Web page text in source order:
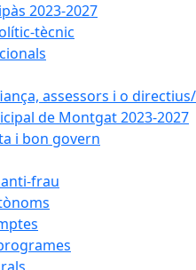
2023-2027
tècnic
assessors i o
de Montgat 2023-2027
i bon govern
frau